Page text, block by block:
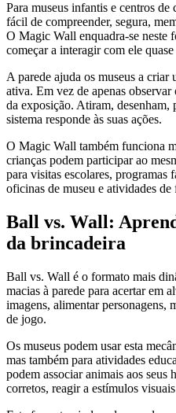
Para museus infantis e centros
fácil de compreender, segura,
O Magic Wall enquadra-se neste
começar a interagir com ele
A parede ajuda os museus a
ativa. Em vez de apenas
da exposição. Atiram,
sistema responde às suas ações.
O Magic Wall também funciona
crianças podem participar ao
para visitas escolares, programas
oficinas de museu e atividades de
Ball vs. Wall:
da brincadeira
Ball vs. Wall é o formato mais
macias à parede para acertar em
imagens, alimentar personagens,
de jogo.
Os museus podem usar esta
mas também para atividades
podem associar animais aos seus
corretos, reagir a estímulos